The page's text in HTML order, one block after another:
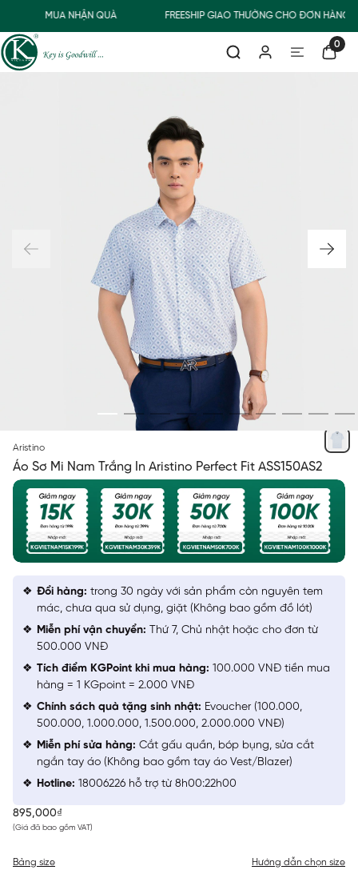
MUA NHẬN QUÀ FREESHIP GIAO THƯỜNG CHO ĐƠN HÀNG
0
Aristino
Áo Sơ Mi Nam Trắng In Aristino Perfect Fit ASS150AS2
895,000₫
(Giá đã bao gồm VAT)
Bảng size Hướng dẫn chọn size
Đổi hàng: trong 30 ngày với sản phẩm còn nguyên tem
mác, chưa qua sử dụng, giặt (Không bao gồm đồ lót)
Miễn phí vận chuyển: Thứ 7, Chủ nhật hoặc cho đơn từ
500.000 VNĐ
Tích điểm KGPoint khi mua hàng: 100.000 VNĐ tiền mua
hàng = 1 KGpoint = 2.000 VNĐ
Chính sách quà tặng sinh nhật: Evoucher (100.000,
500.000, 1.000.000, 1.500.000, 2.000.000 VNĐ)
Miễn phí sửa hàng: Cắt gấu quần, bóp bụng, sửa cắt
ngắn tay áo (Không bao gồm tay áo Vest/Blazer)
Hotline: 18006226 hỗ trợ từ 8h00:22h00